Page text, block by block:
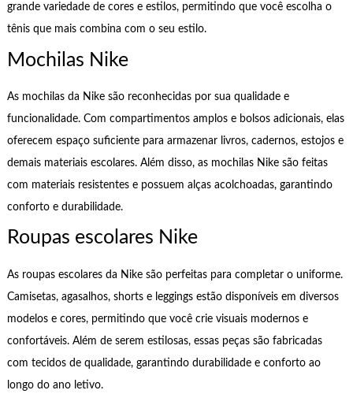
grande variedade de cores e estilos, permitindo que você escolha o
tênis que mais combina com o seu estilo.
Mochilas Nike
As mochilas da Nike são reconhecidas por sua qualidade e
funcionalidade. Com compartimentos amplos e bolsos adicionais, elas
oferecem espaço suficiente para armazenar livros, cadernos, estojos e
demais materiais escolares. Além disso, as mochilas Nike são feitas
com materiais resistentes e possuem alças acolchoadas, garantindo
conforto e durabilidade.
Roupas escolares Nike
As roupas escolares da Nike são perfeitas para completar o uniforme.
Camisetas, agasalhos, shorts e leggings estão disponíveis em diversos
modelos e cores, permitindo que você crie visuais modernos e
confortáveis. Além de serem estilosas, essas peças são fabricadas
com tecidos de qualidade, garantindo durabilidade e conforto ao
longo do ano letivo.